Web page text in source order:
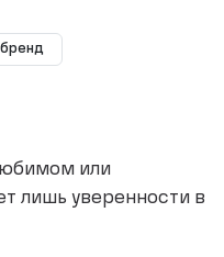
или
лишь уверенности в